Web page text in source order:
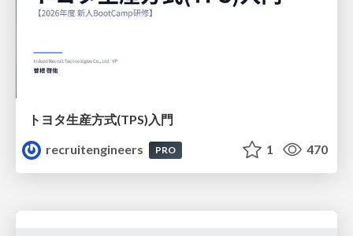
トヨタ⽣産⽅式(TPS)⼊⾨
recruitengineers
PRO 1 470